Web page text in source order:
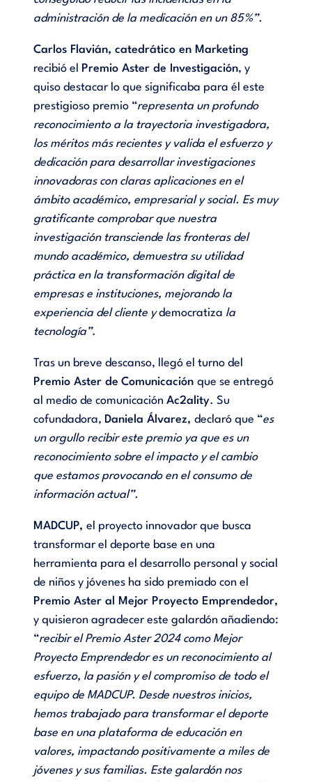
administración de la medicación en un 85%”.
Carlos Flavián, catedrático en Marketing
recibió el
Premio Aster de Investigación, y
quiso destacar lo que significaba para él este
prestigioso premio “representa un profundo
reconocimiento a la trayectoria investigadora,
los méritos más recientes y valida el esfuerzo y
dedicación para desarrollar investigaciones
innovadoras con claras aplicaciones en el
ámbito académico, empresarial y social. Es muy
gratificante comprobar que nuestra
investigación transciende las fronteras del
mundo académico, demuestra su utilidad
práctica en la transformación digital de
empresas e instituciones, mejorando la
experiencia del cliente ydemocratiza la
tecnología”.
Tras un breve descanso, llegó el turno del
Premio Aster de Comunicación que se entregó
al medio de comunicación Ac2ality. Su
cofundadora, Daniela Álvarez, declaró que “es
un orgullo recibir este premio ya que es un
reconocimiento sobre el impacto y el cambio
que estamos provocando en el consumo de
información actual”.
MADCUP, el proyecto innovador que busca
transformar el deporte base en una
herramienta para el desarrollo personal y social
de niños y jóvenes ha sido premiado con el
Premio Aster al Mejor Proyecto Emprendedor,
y quisieron agradecer este galardón añadiendo:
“recibir el Premio Aster 2024 como Mejor
Proyecto Emprendedor es un reconocimiento al
esfuerzo, la pasión y el compromiso de todo el
equipo de MADCUP. Desde nuestros inicios,
hemos trabajado para transformar el deporte
base en una plataforma de educación en
valores, impactando positivamente a miles de
jóvenes y sus familias. Este galardón nos